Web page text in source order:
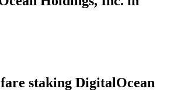
staking DigitalOcean